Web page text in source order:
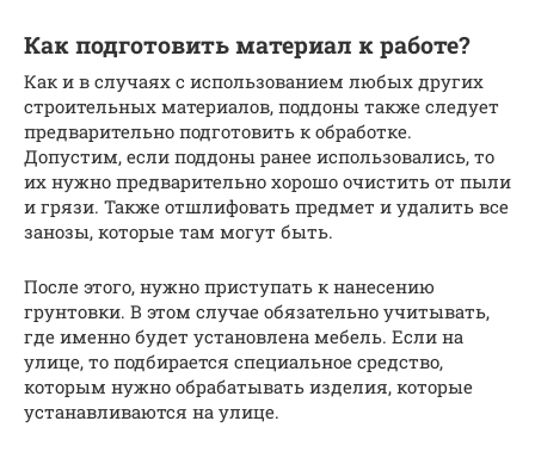
Как подготовить материал к работе?
Как и в случаях с использованием любых других
строительных материалов, поддоны также следует
предварительно подготовить к обработке.
Допустим, если поддоны ранее использовались, то
их нужно предварительно хорошо очистить от пыли
и грязи. Также отшлифовать предмет и удалить все
занозы, которые там могут быть.
После этого, нужно приступать к нанесению
грунтовки. В этом случае обязательно учитывать,
где именно будет установлена мебель. Если на
улице, то подбирается специальное средство,
которым нужно обрабатывать изделия, которые
устанавливаются на улице.